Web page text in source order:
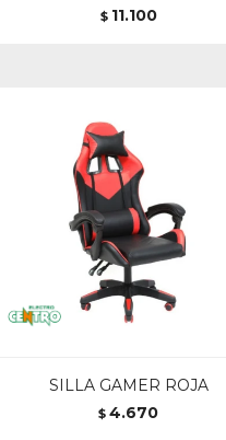
$ 11.100
SILLA GAMER ROJA
$ 4.670